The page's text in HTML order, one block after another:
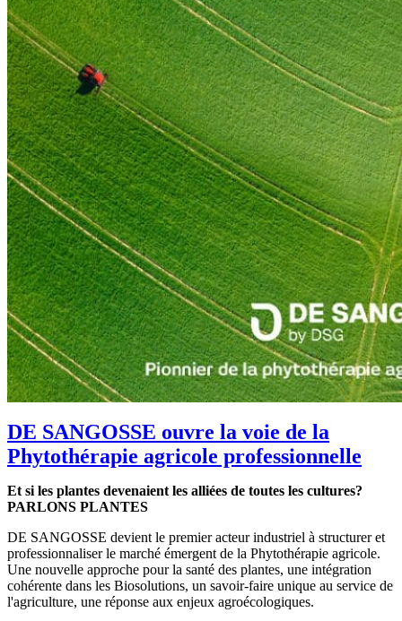
DE SANGOSSE ouvre la voie de la
Phytothérapie agricole professionnelle
Et si les plantes devenaient les alliées de toutes les cultures?
PARLONS PLANTES
DE SANGOSSE devient le premier acteur industriel à structurer et
professionnaliser le marché émergent de la Phytothérapie agricole.
Une nouvelle approche pour la santé des plantes, une intégration
cohérente dans les Biosolutions, un savoir-faire unique au service de
l'agriculture, une réponse aux enjeux agroécologiques.